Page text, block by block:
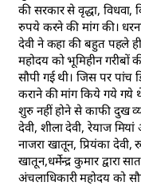
की सरकार से वृद्धा, विधवा,
रुपये करने की मांग की।
देवी ने कहा की बहुत पहले
महोदय को भूमिहीन गरीबों
सौपी गई थी। जिस पर पांच
कराने की मांग किये गये गये
शुरु नहीं होने से काफी दुख
देवी, शीला देवी, रेयाज
नाजरा खातून, प्रियंका देवी,
खातून,धर्मेन्द्र कुमार द्वारा
अंचलाधिकारी महोदय को